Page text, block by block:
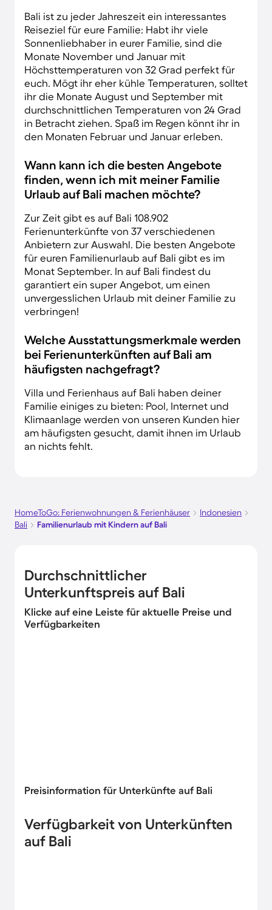
Bali ist zu jeder Jahreszeit ein interessantes
Reiseziel für eure Familie: Habt ihr viele
Sonnenliebhaber in eurer Familie, sind die
Monate November und Januar mit
Höchsttemperaturen von 32 Grad perfekt für
euch. Mögt ihr eher kühle Temperaturen, solltet
ihr die Monate August und September mit
durchschnittlichen Temperaturen von 24 Grad
in Betracht ziehen. Spaß im Regen könnt ihr in
den Monaten Februar und Januar erleben.
Wann kann ich die besten Angebote
finden, wenn ich mit meiner Familie
Urlaub auf Bali machen möchte?
Zur Zeit gibt es auf Bali 108.902
Ferienunterkünfte von 37 verschiedenen
Anbietern zur Auswahl. Die besten Angebote
für euren Familienurlaub auf Bali gibt es im
Monat September. In auf Bali findest du
garantiert ein super Angebot, um einen
unvergesslichen Urlaub mit deiner Familie zu
verbringen!
Welche Ausstattungsmerkmale werden
bei Ferienunterkünften auf Bali am
häufigsten nachgefragt?
Villa und Ferienhaus auf Bali haben deiner
Familie einiges zu bieten: Pool, Internet und
Klimaanlage werden von unseren Kunden hier
am häufigsten gesucht, damit ihnen im Urlaub
an nichts fehlt.
HomeToGo: Ferienwohnungen & Ferienhäuser
Indonesien
Bali
Familienurlaub mit Kindern auf Bali
Durchschnittlicher
Unterkunftspreis auf Bali
Klicke auf eine Leiste für aktuelle Preise und
Verfügbarkeiten
Preisinformation für Unterkünfte auf Bali
Verfügbarkeit von Unterkünften
auf Bali